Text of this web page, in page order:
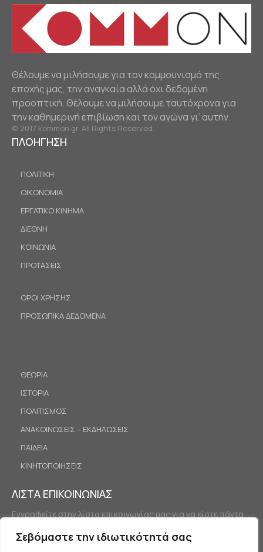
Σεβόμαστε την ιδιωτικότητά σας
Θέλουμε να μιλήσουμε για τον κομμουνισμό της
εποχής μας, την αναγκαία αλλά όχι δεδομένη
προοπτική. Θέλουμε να μιλήσουμε ταυτόχρονα για
την καθημερινή επιβίωση και τον αγώνα γι’ αυτήν.
© 2017 kommon.gr. All Rights Reserved.
ΠΛΟΗΓΗΣΗ
ΠΟΛΙΤΙΚΗ
ΟΙΚΟΝΟΜΙΑ
ΕΡΓΑΤΙΚΟ ΚΙΝΗΜΑ
ΔΙΕΘΝΗ
ΚΟΙΝΩΝΙΑ
ΠΡΟΤΑΣΕΙΣ
ΟΡΟΙ ΧΡΗΣΗΣ
ΠΡΟΣΩΠΙΚΑ ΔΕΔΟΜΕΝΑ
ΘΕΩΡΙΑ
ΙΣΤΟΡΙΑ
ΠΟΛΙΤΙΣΜΟΣ
ΑΝΑΚΟΙΝΩΣΕΙΣ – ΕΚΔΗΛΩΣΕΙΣ
ΠΑΙΔΕΙΑ
ΚΙΝΗΤΟΠΟΙΗΣΕΙΣ
ΛΙΣΤΑ ΕΠΙΚΟΙΝΩΝΙΑΣ
Εγγραφείτε στην λίστα επικοινωνίας μας για να είστε πάντα